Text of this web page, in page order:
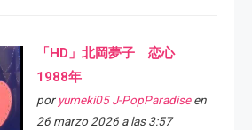
「HD」北岡夢子 恋心
1988年
por yumeki05 J-PopParadiseen
26 marzo 2026 a las 3:57